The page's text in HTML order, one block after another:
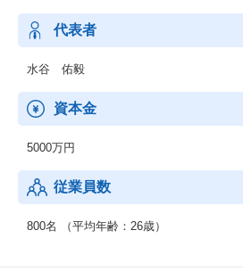
：IT×医療で世界No.1という旗の下、バ
事業、医療メディア事業を展開。今後世
代表者
水谷 佑毅
資本金
5000万円
従業員数
800名 （平均年齢：26歳）